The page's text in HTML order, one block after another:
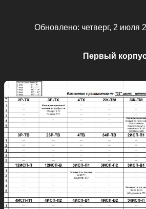
Обновлено: четверг, 2 июля
Первый